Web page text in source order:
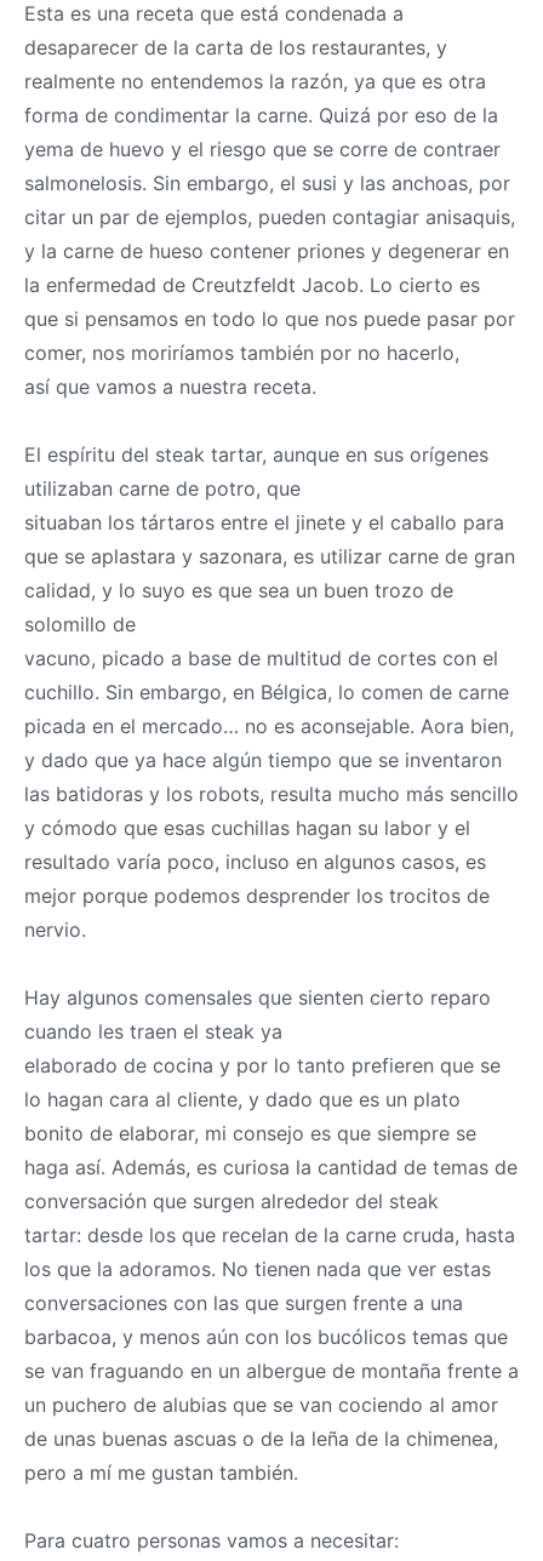
Esta es una receta que está condenada a
desaparecer de la carta de los restaurantes, y
realmente no entendemos la razón, ya que es otra
forma de condimentar la carne. Quizá por eso de la
yema de huevo y el riesgo que se corre de contraer
salmonelosis. Sin embargo, el susi y las anchoas, por
citar un par de ejemplos, pueden contagiar anisaquis,
y la carne de hueso contener priones y degenerar en
la enfermedad de Creutzfeldt Jacob. Lo cierto es
que si pensamos en todo lo que nos puede pasar por
comer, nos moriríamos también por no hacerlo,
así que vamos a nuestra receta.
El espíritu del steak tartar, aunque en sus orígenes
utilizaban carne de potro, que
situaban los tártaros entre el jinete y el caballo para
que se aplastara y sazonara, es utilizar carne de gran
calidad, y lo suyo es que sea un buen trozo de
solomillo de
vacuno, picado a base de multitud de cortes con el
cuchillo. Sin embargo, en Bélgica, lo comen de carne
picada en el mercado… no es aconsejable. Aora bien,
y dado que ya hace algún tiempo que se inventaron
las batidoras y los robots, resulta mucho más sencillo
y cómodo que esas cuchillas hagan su labor y el
resultado varía poco, incluso en algunos casos, es
mejor porque podemos desprender los trocitos de
nervio.
Hay algunos comensales que sienten cierto reparo
cuando les traen el steak ya
elaborado de cocina y por lo tanto prefieren que se
lo hagan cara al cliente, y dado que es un plato
bonito de elaborar, mi consejo es que siempre se
haga así. Además, es curiosa la cantidad de temas de
conversación que surgen alrededor del steak
tartar: desde los que recelan de la carne cruda, hasta
los que la adoramos. No tienen nada que ver estas
conversaciones con las que surgen frente a una
barbacoa, y menos aún con los bucólicos temas que
se van fraguando en un albergue de montaña frente a
un puchero de alubias que se van cociendo al amor
de unas buenas ascuas o de la leña de la chimenea,
pero a mí me gustan también.
Para cuatro personas vamos a necesitar: